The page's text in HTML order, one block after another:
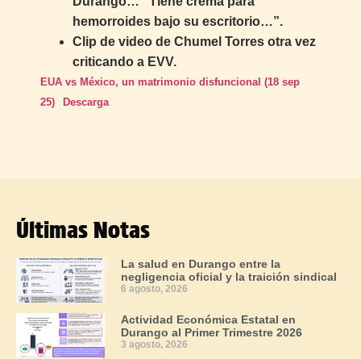
hemorroides bajo su escritorio…”.
Clip de video de Chumel Torres otra vez
criticando a EVV.
EUA vs México, un matrimonio disfuncional (18 sep
25)
Descarga
Últimas Notas
La salud en Durango entre la
negligencia oficial y la traición sindical
6 agosto, 2026
Actividad Económica Estatal en
Durango al Primer Trimestre 2026
3 agosto, 2026